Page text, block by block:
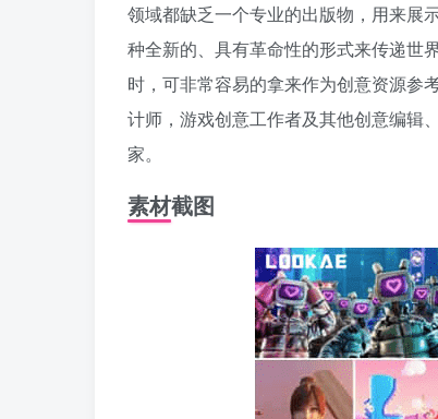
领域都缺乏一个专业的出版物，用来展
种全新的、具有革命性的形式来传递世
时，可非常容易的拿来作为创意资源参
计师，游戏创意工作者及其他创意编辑
家。
素材截图